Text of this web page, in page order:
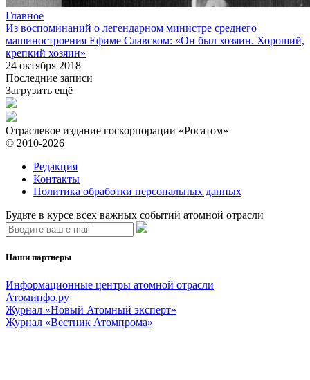
Главное
Из воспоминаний о легендарном министре среднего
машиностроения Ефиме Славском: «Он был хозяин. Хороший,
крепкий хозяин»
24 октября 2018
Последние записи
Загрузить ещё
Отраслевое издание госкорпорации «Росатом»
© 2010-2026
Редакция
Контакты
Политика обработки персональных данных
Будьте в курсе всех важных событий атомной отрасли
Наши партнеры
Информационные центры атомной отрасли
Атоминфо.ру
Журнал «Новый Атомный эксперт»
Журнал «Вестник Атомпрома»